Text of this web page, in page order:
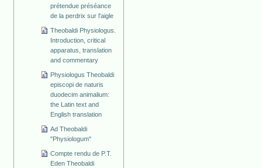
prétendue préséance
de la perdrix sur l'aigle
Theobaldi Physiologus.
Introduction, critical
apparatus, translation
and commentary
Physiologus Theobaldi
episcopi de naturis
duodecim animalium:
the Latin text and
English translation
Ad Theobaldi
"Physiologum"
Compte rendu de P.T.
Eden Theobaldi